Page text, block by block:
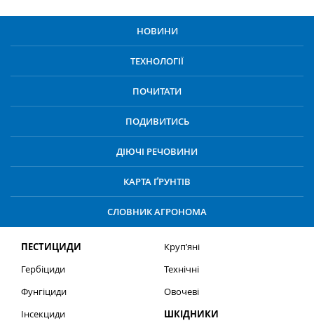
НОВИНИ
ТЕХНОЛОГІЇ
ПОЧИТАТИ
ПОДИВИТИСЬ
ДІЮЧІ РЕЧОВИНИ
КАРТА ҐРУНТІВ
СЛОВНИК АГРОНОМА
ПЕСТИЦИДИ
Гербіциди
Фунгіциди
Інсекциди
Круп’яні
Технічні
Овочеві
ШКІДНИКИ